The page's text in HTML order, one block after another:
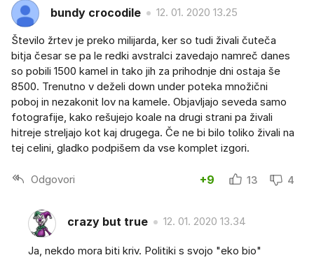
bundy crocodile 12. 01. 2020 13.25
Število žrtev je preko milijarda, ker so tudi živali čuteča
bitja česar se pa le redki avstralci zavedajo namreč danes
so pobili 1500 kamel in tako jih za prihodnje dni ostaja še
8500. Trenutno v deželi down under poteka množični
poboj in nezakonit lov na kamele. Objavljajo seveda samo
fotografije, kako rešujejo koale na drugi strani pa živali
hitreje streljajo kot kaj drugega. Če ne bi bilo toliko živali na
tej celini, gladko podpišem da vse komplet izgori.
Odgovori +9 13 4
crazy but true 12. 01. 2020 13.34
Ja, nekdo mora biti kriv. Politiki s svojo "eko bio"